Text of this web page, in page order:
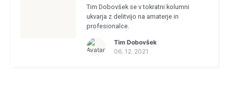
Tim Dobovšek se v tokratni kolumni
ukvarja z delitvijo na amaterje in
profesionalce.
Tim Dobovšek
06. 12. 2021